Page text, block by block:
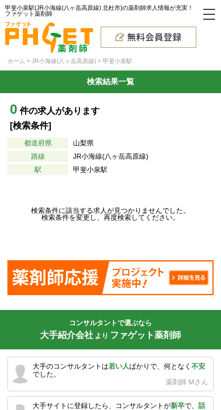
甲斐小泉駅(JR小海線(八ヶ岳高原線) 北杜市)の薬剤師求人情報が充実！
ファゲット薬剤師
ホーム JR小海線(八ヶ岳高原線) 甲斐小泉駅
検索結果一覧
0 件の求人があります
[検索条件]
都道府県
山梨県
路線
JR小海線(八ヶ岳高原線)
駅
甲斐小泉駅
検索条件に該当する求人が見つかりませんでした。
検索条件を変更し、再度検索してください。
コンサルタントで選ぶなら
大手紹介会社 より ファゲット薬剤師
大手のコンサルタントは若い人ばかりで、何となく 不安
でした。
薬剤師 Mさん
大手サイトに登録したら、コンサルタントが新卒で、 話